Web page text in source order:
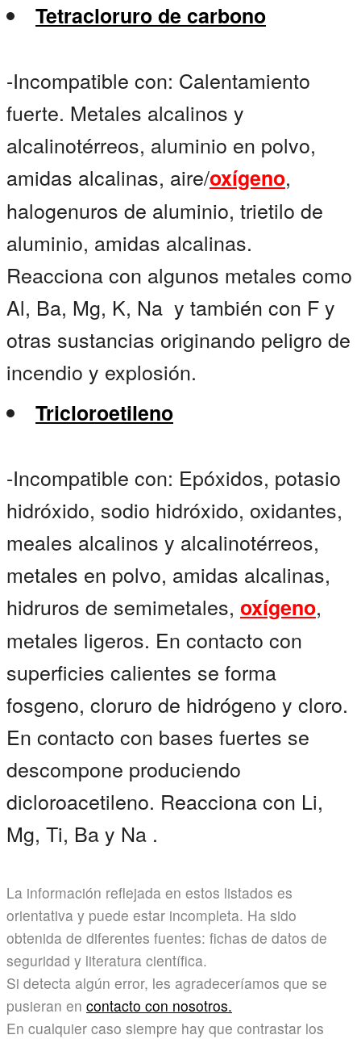
Tetracloruro de carbono
-Incompatible con: Calentamiento
fuerte. Metales alcalinos y
alcalinotérreos, aluminio en polvo,
amidas alcalinas, aire/oxígeno,
halogenuros de aluminio, trietilo de
aluminio, amidas alcalinas.
Reacciona con algunos metales como
Al, Ba, Mg, K, Na y también con F y
otras sustancias originando peligro de
incendio y explosión.
Tricloroetileno
-Incompatible con: Epóxidos, potasio
hidróxido, sodio hidróxido, oxidantes,
meales alcalinos y alcalinotérreos,
metales en polvo, amidas alcalinas,
hidruros de semimetales, oxígeno,
metales ligeros. En contacto con
superficies calientes se forma
fosgeno, cloruro de hidrógeno y cloro.
En contacto con bases fuertes se
descompone produciendo
dicloroacetileno. Reacciona con Li,
Mg, Ti, Ba y Na .
La información reflejada en estos listados es
orientativa y puede estar incompleta. Ha sido
obtenida de diferentes fuentes: fichas de datos de
seguridad y literatura científica.
Si detecta algún error, les agradeceríamos que se
pusieran en contacto con nosotros.
En cualquier caso siempre hay que contrastar los